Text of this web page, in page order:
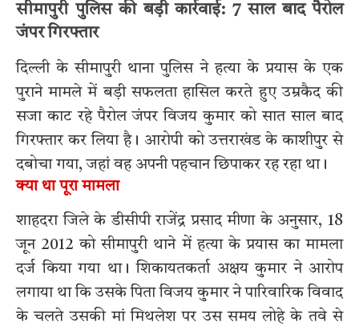
सीमापुरी पुलिस की बड़ी कार्रवाई: 7 साल बाद पैरोल
जंपर गिरफ्तार
दिल्ली के सीमापुरी थाना पुलिस ने हत्या के प्रयास के एक
पुराने मामले में बड़ी सफलता हासिल करते हुए उम्रकैद की
सजा काट रहे पैरोल जंपर विजय कुमार को सात साल बाद
गिरफ्तार कर लिया है। आरोपी को उत्तराखंड के काशीपुर से
दबोचा गया, जहां वह अपनी पहचान छिपाकर रह रहा था।
क्या था पूरा मामला
शाहदरा जिले के डीसीपी राजेंद्र प्रसाद मीणा के अनुसार, 18
जून 2012 को सीमापुरी थाने में हत्या के प्रयास का मामला
दर्ज किया गया था। शिकायतकर्ता अक्षय कुमार ने आरोप
लगाया था कि उसके पिता विजय कुमार ने पारिवारिक विवाद
के चलते उसकी मां मिथलेश पर उस समय लोहे के तवे से